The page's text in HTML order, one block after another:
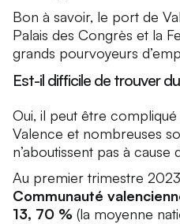
Bon à savoir, le port de
Palais des Congrès et la
grands pourvoyeurs
Est-il difficile de trouver
Oui, il peut être
Valence et nombreuses
n’aboutissent pas à cause
Au premier trimestre
Communauté
13, 70 % (la moyenne